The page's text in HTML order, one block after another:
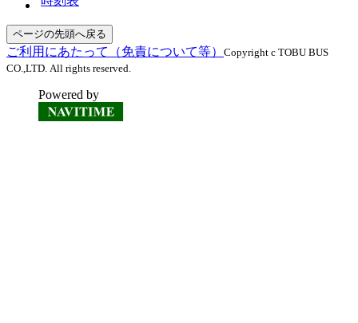
ページの先頭へ戻る
ご利用にあたって（免責について等） Copyright c TOBU BUS
CO.,LTD. All rights reserved.
Powered by